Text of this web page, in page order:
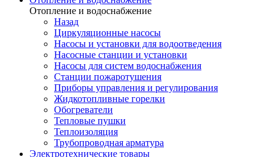
Отопление и водоснабжение
Назад
Циркуляционные насосы
Насосы и установки для водоотведения
Насосные станции и установки
Насосы для систем водоснабжения
Станции пожаротушения
Приборы управления и регулирования
Жидкотопливные горелки
Обогреватели
Тепловые пушки
Теплоизоляция
Трубопроводная арматура
Электротехнические товары